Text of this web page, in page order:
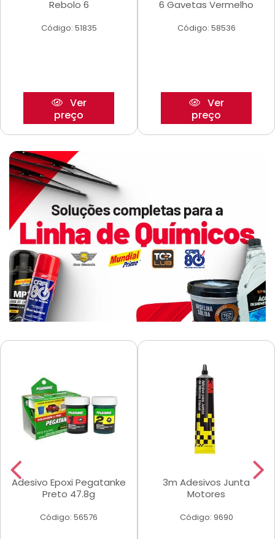
Rebolo 6
Código: 51835
Ver
preço
6 Gavetas Vermelho
Código: 58536
Ver
preço
Adesivo Epoxi Pegatanke
Preto 47.8g
Código: 56576
3m Adesivos Junta
Motores
Código: 9690